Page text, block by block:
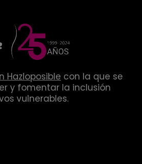
Hazloposible con la que se
y fomentar la inclusión
vulnerables.